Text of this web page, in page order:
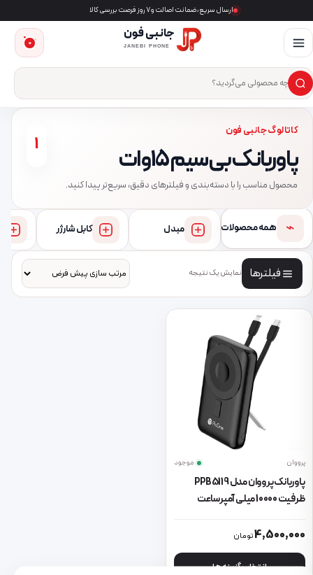
ارسال سریع، ضمانت اصالت و ۷ روز فرصت بررسی کالا
جانبی فون
JANEBI PHONE
جست‌وجوی محصول
×
0
کاتالوگ جانبی فون
پاوربانک بی‌سیم 15 وات
محصول مناسب را با دسته‌بندی و فیلترهای دقیق، سریع‌تر پیدا کنید.
1
⌁ همه محصولات مبدل کابل شارژر
فیلترها نمایش یک نتیجه
پرووان موجود
پاوربانک پرووان مدل PPB5119
ظرفیت 10000 میلی آمپرساعت
4,500,000تومان
انتخاب گزینه ها
این محصول دارای انواع مختلفی می باشد. گزینه ها ممکن است در